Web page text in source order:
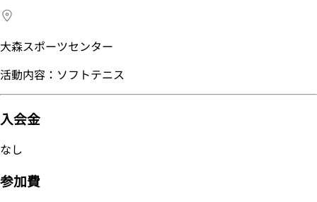
大森スポーツセンター
活動内容：ソフトテニス
入会金
なし
参加費